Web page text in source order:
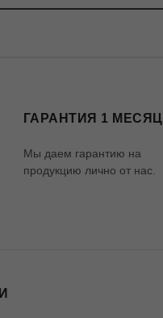
ГАРАНТИЯ 1 МЕСЯЦ
Мы даем гарантию на
продукцию лично от нас.